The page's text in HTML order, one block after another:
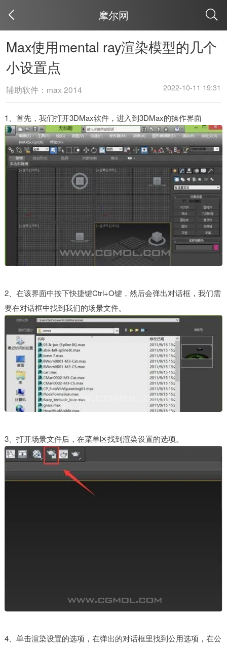
摩尔网
Max使用mental ray渲染模型的几个
小设置点
辅助软件：max 2014 2022-10-11 19:31
1、首先，我们打开3DMax软件，进入到3DMax的操作界面
2、在该界面中按下快捷键Ctrl+O键，然后会弹出对话框，我们需
要在对话框中找到我们的场景文件。
3、打开场景文件后，在菜单区找到渲染设置的选项。
4、单击渲染设置的选项，在弹出的对话框里找到公用选项，在公
取消